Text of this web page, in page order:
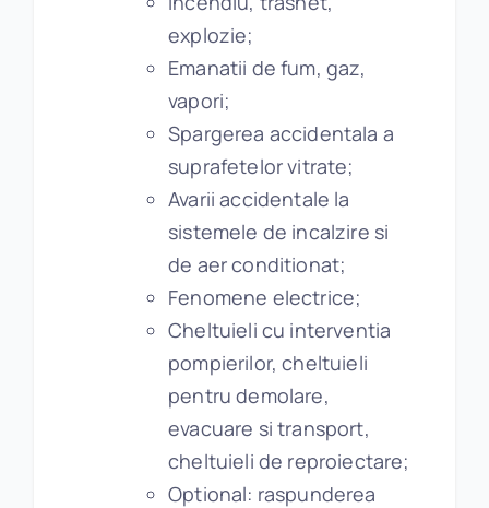
explozie;
Emanatii de fum, gaz,
vapori;
Spargerea accidentala a
suprafetelor vitrate;
Avarii accidentale la
sistemele de incalzire si
de aer conditionat;
Fenomene electrice;
Cheltuieli cu interventia
pompierilor, cheltuieli
pentru demolare,
evacuare si transport,
cheltuieli de reproiectare;
Optional: raspunderea